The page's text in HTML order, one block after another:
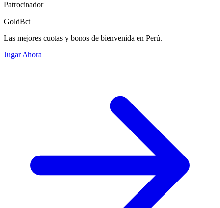
Patrocinador
GoldBet
Las mejores cuotas y bonos de bienvenida en Perú.
Jugar Ahora